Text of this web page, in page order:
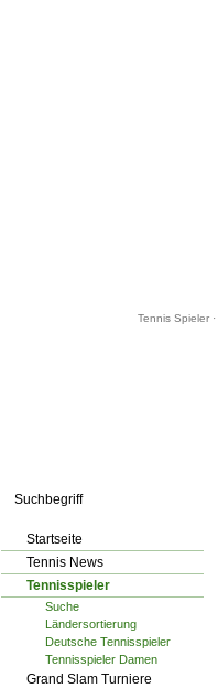
Tennis Spieler·
Startseite
Tennis News
Tennisspieler
Suche
Ländersortierung
Deutsche Tennisspieler
Tennisspieler Damen
Grand Slam Turniere